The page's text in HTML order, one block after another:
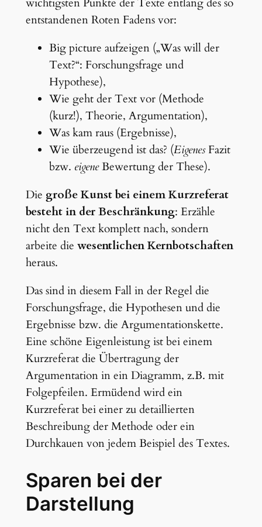
entstandenen Roten Fadens vor:
Big picture aufzeigen („Was will der
Text?“: Forschungsfrage und
Hypothese),
Wie geht der Text vor (Methode
(kurz!), Theorie, Argumentation),
Was kam raus (Ergebnisse),
Wie überzeugend ist das? (EigenesFazit
bzw. eigeneBewertung der These).
Die große Kunst bei einem Kurzreferat
besteht in der Beschränkung: Erzähle
nicht den Text komplett nach, sondern
arbeite die wesentlichen Kernbotschaften
heraus.
Das sind in diesem Fall in der Regel die
Forschungsfrage, die Hypothesen und die
Ergebnisse bzw. die Argumentationskette.
Eine schöne Eigenleistung ist bei einem
Kurzreferat die Übertragung der
Argumentation in ein Diagramm, z.B. mit
Folgepfeilen. Ermüdend wird ein
Kurzreferat bei einer zu detaillierten
Beschreibung der Methode oder ein
Durchkauen von jedem Beispiel des Textes.
Sparen bei der
Darstellung